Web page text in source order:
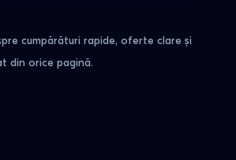
cumpărături rapide, oferte clare și
din orice pagină.